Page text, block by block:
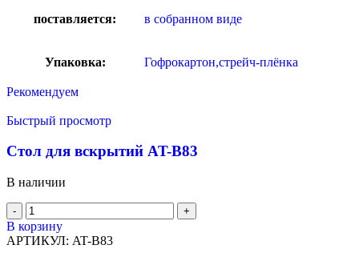
поставляется: в собранном виде
Упаковка: Гофрокартон,стрейч-плёнка
Рекомендуем
Быстрый просмотр
Стол для вскрытий AT-B83
В наличии
В корзину
АРТИКУЛ: AT-B83